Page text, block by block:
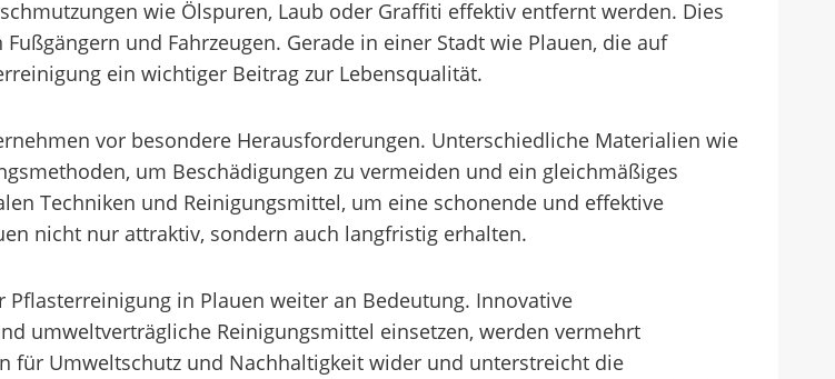
wie Ölspuren, Laub oder Graffiti effektiv entfernt werden. Dies
und Fahrzeugen. Gerade in einer Stadt wie Plauen, die auf
ein wichtiger Beitrag zur Lebensqualität.
vor besondere Herausforderungen. Unterschiedliche Materialien wie
um Beschädigungen zu vermeiden und ein gleichmäßiges
Techniken und Reinigungsmittel, um eine schonende und effektive
nicht nur attraktiv, sondern auch langfristig erhalten.
in Plauen weiter an Bedeutung. Innovative
umweltverträgliche Reinigungsmittel einsetzen, werden vermehrt
für Umweltschutz und Nachhaltigkeit wider und unterstreicht die